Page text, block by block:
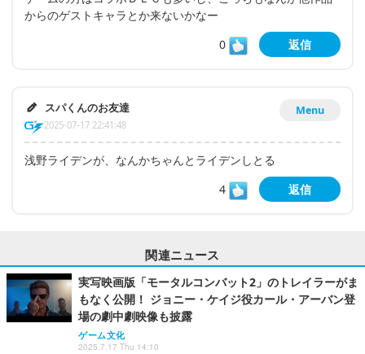
からのゲストキャラとか来ないかなー
0
返信
Menu
スパくんのお友達
2025-07-17 22:41:48
浅野ライデンが、なんかちゃんとライデンしとる
4
返信
関連ニュース
実写映画版「モータルコンバット2」のトレイラーがま
もなく公開！ ジョニー・ケイジ役カール・アーバン登
場の劇中劇映像も披露
ゲーム文化
2025.7.17 Thu 14:10